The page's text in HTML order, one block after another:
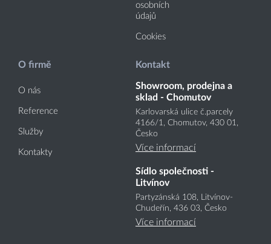
osobních
údajů
Cookies
O firmě
O nás
Reference
Služby
Kontakty
Kontakt
Showroom, prodejna a
sklad - Chomutov
Karlovarská ulice č.parcely
4166/1, Chomutov, 430 01,
Česko
Více informací
Sídlo společnosti -
Litvínov
Partyzánská 108, Litvínov-
Chudeřín, 436 03, Česko
Více informací